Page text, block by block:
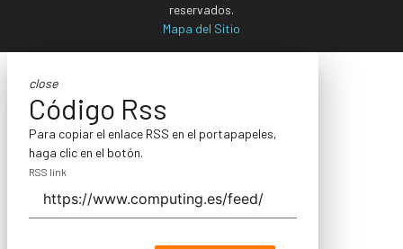
reservados.
Mapa del Sitio
close
Código Rss
Para copiar el enlace RSS en el portapapeles,
haga clic en el botón.
RSS link